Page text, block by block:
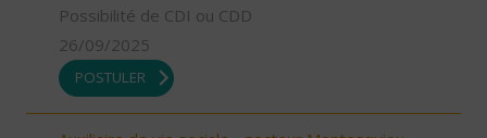
Possibilité de CDI ou CDD
26/09/2025
POSTULER